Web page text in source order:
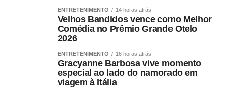
coração quanto o cérebro.
Por isso, preservar músculo é muito mais do que uma
questão estética. É uma estratégia de proteção
metabólica, cardiovascular, funcional e possivelmente
Como enfrentar
ENTRETENIMENTO 14 horas atrás
Velhos Bandidos vence como Melhor
Comédia no Prêmio Grande Otelo
2026
ENTRETENIMENTO 16 horas atrás
Gracyanne Barbosa vive momento
especial ao lado do namorado em
viagem à Itália